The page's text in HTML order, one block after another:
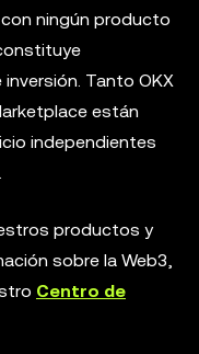
ningún producto
Tanto OKX
están
independientes
.
productos y
sobre la Web3,
Centro de